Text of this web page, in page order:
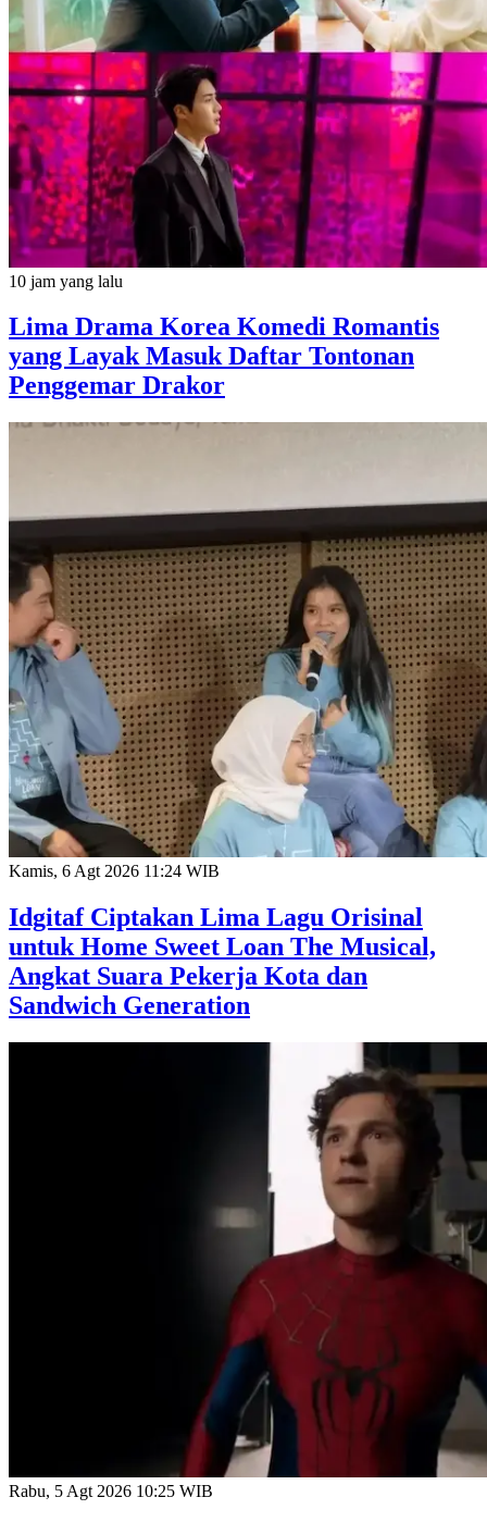
10 jam yang lalu
Lima Drama Korea Komedi Romantis
yang Layak Masuk Daftar Tontonan
Penggemar Drakor
Kamis, 6 Agt 2026 11:24 WIB
Idgitaf Ciptakan Lima Lagu Orisinal
untuk Home Sweet Loan The Musical,
Angkat Suara Pekerja Kota dan
Sandwich Generation
Rabu, 5 Agt 2026 10:25 WIB